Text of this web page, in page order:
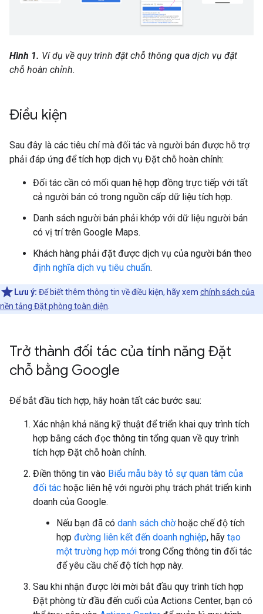
Hình 1. Ví dụ về quy trình đặt chỗ thông qua dịch vụ đặt
chỗ hoàn chỉnh.
Điều kiện
Sau đây là các tiêu chí mà đối tác và người bán được hỗ trợ
phải đáp ứng để tích hợp dịch vụ Đặt chỗ hoàn chỉnh:
Đối tác cần có mối quan hệ hợp đồng trực tiếp với tất
cả người bán có trong nguồn cấp dữ liệu tích hợp.
Danh sách người bán phải khớp với dữ liệu người bán
có vị trí trên Google Maps.
Khách hàng phải đặt được dịch vụ của người bán theo
định nghĩa dịch vụ tiêu chuẩn.
Lưu ý: Để biết thêm thông tin về điều kiện, hãy xem chính sách của
nền tảng Đặt phòng toàn diện
Trở thành đối tác của tính năng Đặt
chỗ bằng Google
Để bắt đầu tích hợp, hãy hoàn tất các bước sau:
Xác nhận khả năng kỹ thuật để triển khai quy trình tích
hợp bằng cách đọc thông tin tổng quan về quy trình
tích hợp Đặt chỗ hoàn chỉnh.
Điền thông tin vào Biểu mẫu bày tỏ sự quan tâm của
đối tác hoặc liên hệ với người phụ trách phát triển kinh
doanh của Google.
Nếu bạn đã có danh sách chờhoặc chế độ tích
hợp đường liên kết đến doanh nghiệp, hãy tạo
một trường hợp mới trong Cổng thông tin đối tác
để yêu cầu chế độ tích hợp này.
Sau khi nhận được lời mời bắt đầu quy trình tích hợp
Đặt phòng từ đầu đến cuối của Actions Center, bạn có